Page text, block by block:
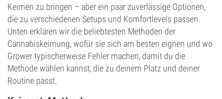
Keimen zu bringen – aber ein paar zuverlässige Optionen,
die zu verschiedenen Setups und Komfortlevels passen.
Unten erklären wir die beliebtesten Methoden der
Cannabiskeimung, wofür sie sich am besten eignen und wo
Grower typischerweise Fehler machen, damit du die
Methode wählen kannst, die zu deinem Platz und deiner
Routine passt.